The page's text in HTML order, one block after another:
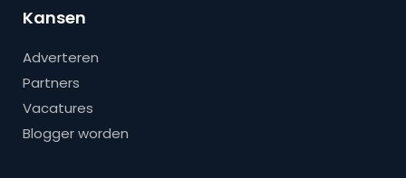
Kansen
Adverteren
Partners
Vacatures
Blogger worden